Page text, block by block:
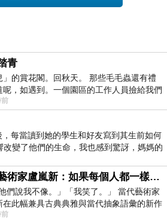
青
」的賞花閣。回秋天。 那些毛毛蟲還有禮
呢，如遇到。一個園區的工作人員撿給我們
前
每當讀到她的學生和好友寫到其生前如何
變了他們的生命，我也感到驚訝，媽媽的
當代藝術家盧嵐新：如果每個人都一樣，這世界該有多無聊？
們說我不像。」「我笑了。」 當代藝術家
在此幅兼具古典典雅與當代抽象語彙的新作
沈靜的藍色空間為背景，描繪了
前